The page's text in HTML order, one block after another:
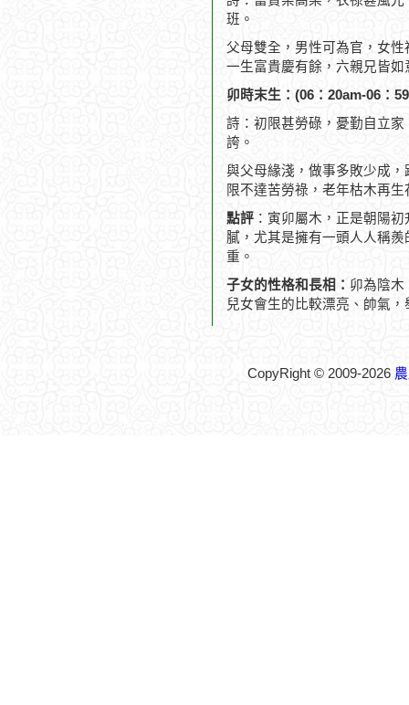
班。
父母雙全，男性可為官，女
一生富貴慶有餘，六親兄皆如
卯時末生：(06：20am-06：
詩：初限甚勞碌，憂勤自立
誇。
與父母緣淺，做事多敗少成
限不達苦勞祿，老年枯木再生
點評 ：寅卯屬木，正是朝陽
膩，尤其是擁有一頭人人稱
重。
子女的性格和長相： 卯為陰木
兒女會生的比較漂亮、帥氣
CopyRight © 2009-2026